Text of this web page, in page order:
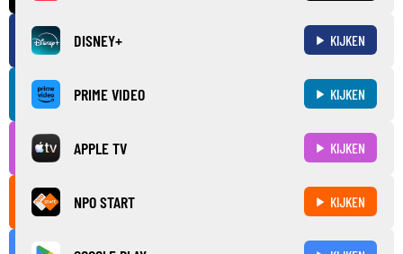
DISNEY+ KIJKEN
PRIME VIDEO KIJKEN
APPLE TV KIJKEN
NPO START KIJKEN